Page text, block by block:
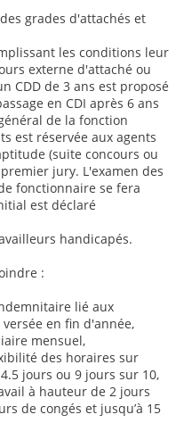
grades d'attachés et
les conditions leur
externe d'attaché ou
CDD de 3 ans est proposé
en CDI après 6 ans
de la fonction
est réservée aux agents
(suite concours ou
jury. L'examen des
fonctionnaire se fera
est déclaré
handicapés.
:
lié aux
en fin d'année,
mensuel,
des horaires sur
jours ou 9 jours sur 10,
à hauteur de 2 jours
de congés et jusqu’à 15